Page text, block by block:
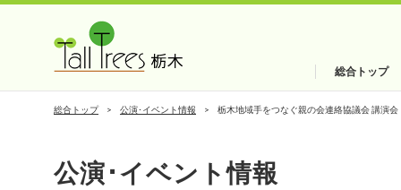
総合トップ
総合トップ 公演･イベント情報 栃木地域手をつなぐ親の会連絡協議会 講演会
公演･イベント情報